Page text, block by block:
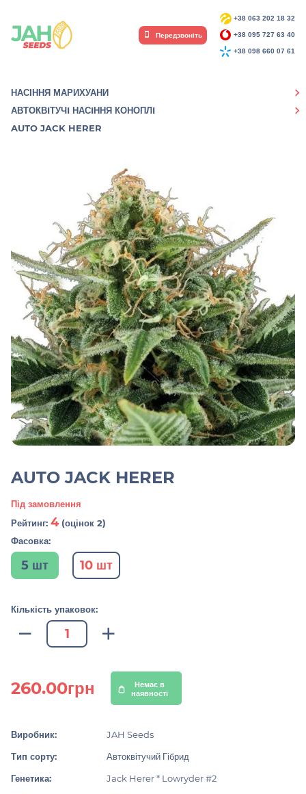
+38 063 202 18 32
+38 095 727 63 40
+38 098 660 07 61
Передзвоніть
НАСІННЯ МАРИХУАНИ
АВТОКВIТУЧI НАСIННЯ КОНОПЛI
AUTO JACK HERER
AUTO JACK HERER
Під замовлення
Рейтинг: 4(оцінок 2)
Фасовка:
5 шт 10 шт
Кількість упаковок:
260.00грн
Немає в
наявності
Виробник:
JAH Seeds
Тип сорту:
Автоквітучий Гібрид
Генетика:
Jack Herer * Lowryder #2